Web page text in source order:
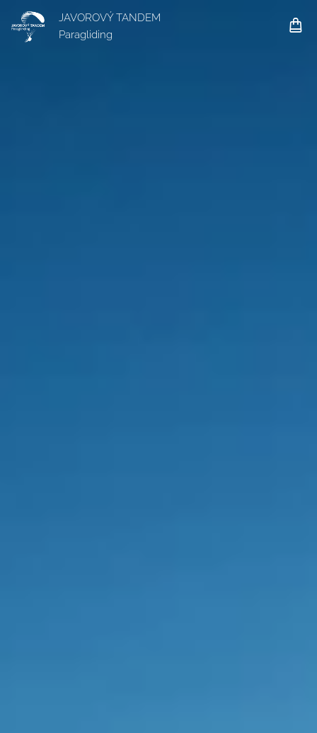
JAVOROVÝ TANDEM
Paragliding